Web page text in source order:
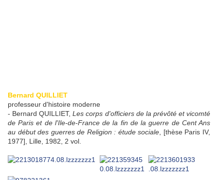
Bernard QUILLIET
professeur d'histoire moderne
- Bernard QUILLIET,Les corps d'officiers de la prévôté et vicomté
de Paris et de l'Ile-de-France de la fin de la guerre de Cent Ans
au début des guerres de Religion : étude sociale , [thèse Paris IV,
1977], Lille, 1982, 2 vol.